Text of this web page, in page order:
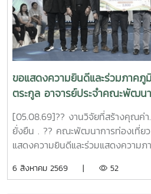
ไป
แม่โจ้#คณะพัฒนาการท่องเที่ยว#ท่อง
ขอแสดงความยินดีและร่วมภาค
ตระกูล อาจารย์ประจำคณะพัฒน
ที่ผลงานวิจัยได้รับ 4 รางวัล จากเ
APPTech Expo 2026 : พลังเท
[05.08.69]?? งานวิจัยที่สร้างคุณค่
ยั่งยืน . ?? คณะพัฒนาการท่องเที่ย
แสดงความยินดีและร่วมแสดงควา
งานวิจัยได้รับ 4 รางวัล จากเวที
6 สิงหาคม 2569 | 52